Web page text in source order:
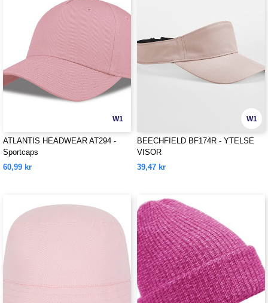
W1
ATLANTIS HEADWEAR AT294 -
Sportcaps
60,99 kr
W1
BEECHFIELD BF174R - YTELSE
VISOR
39,47 kr